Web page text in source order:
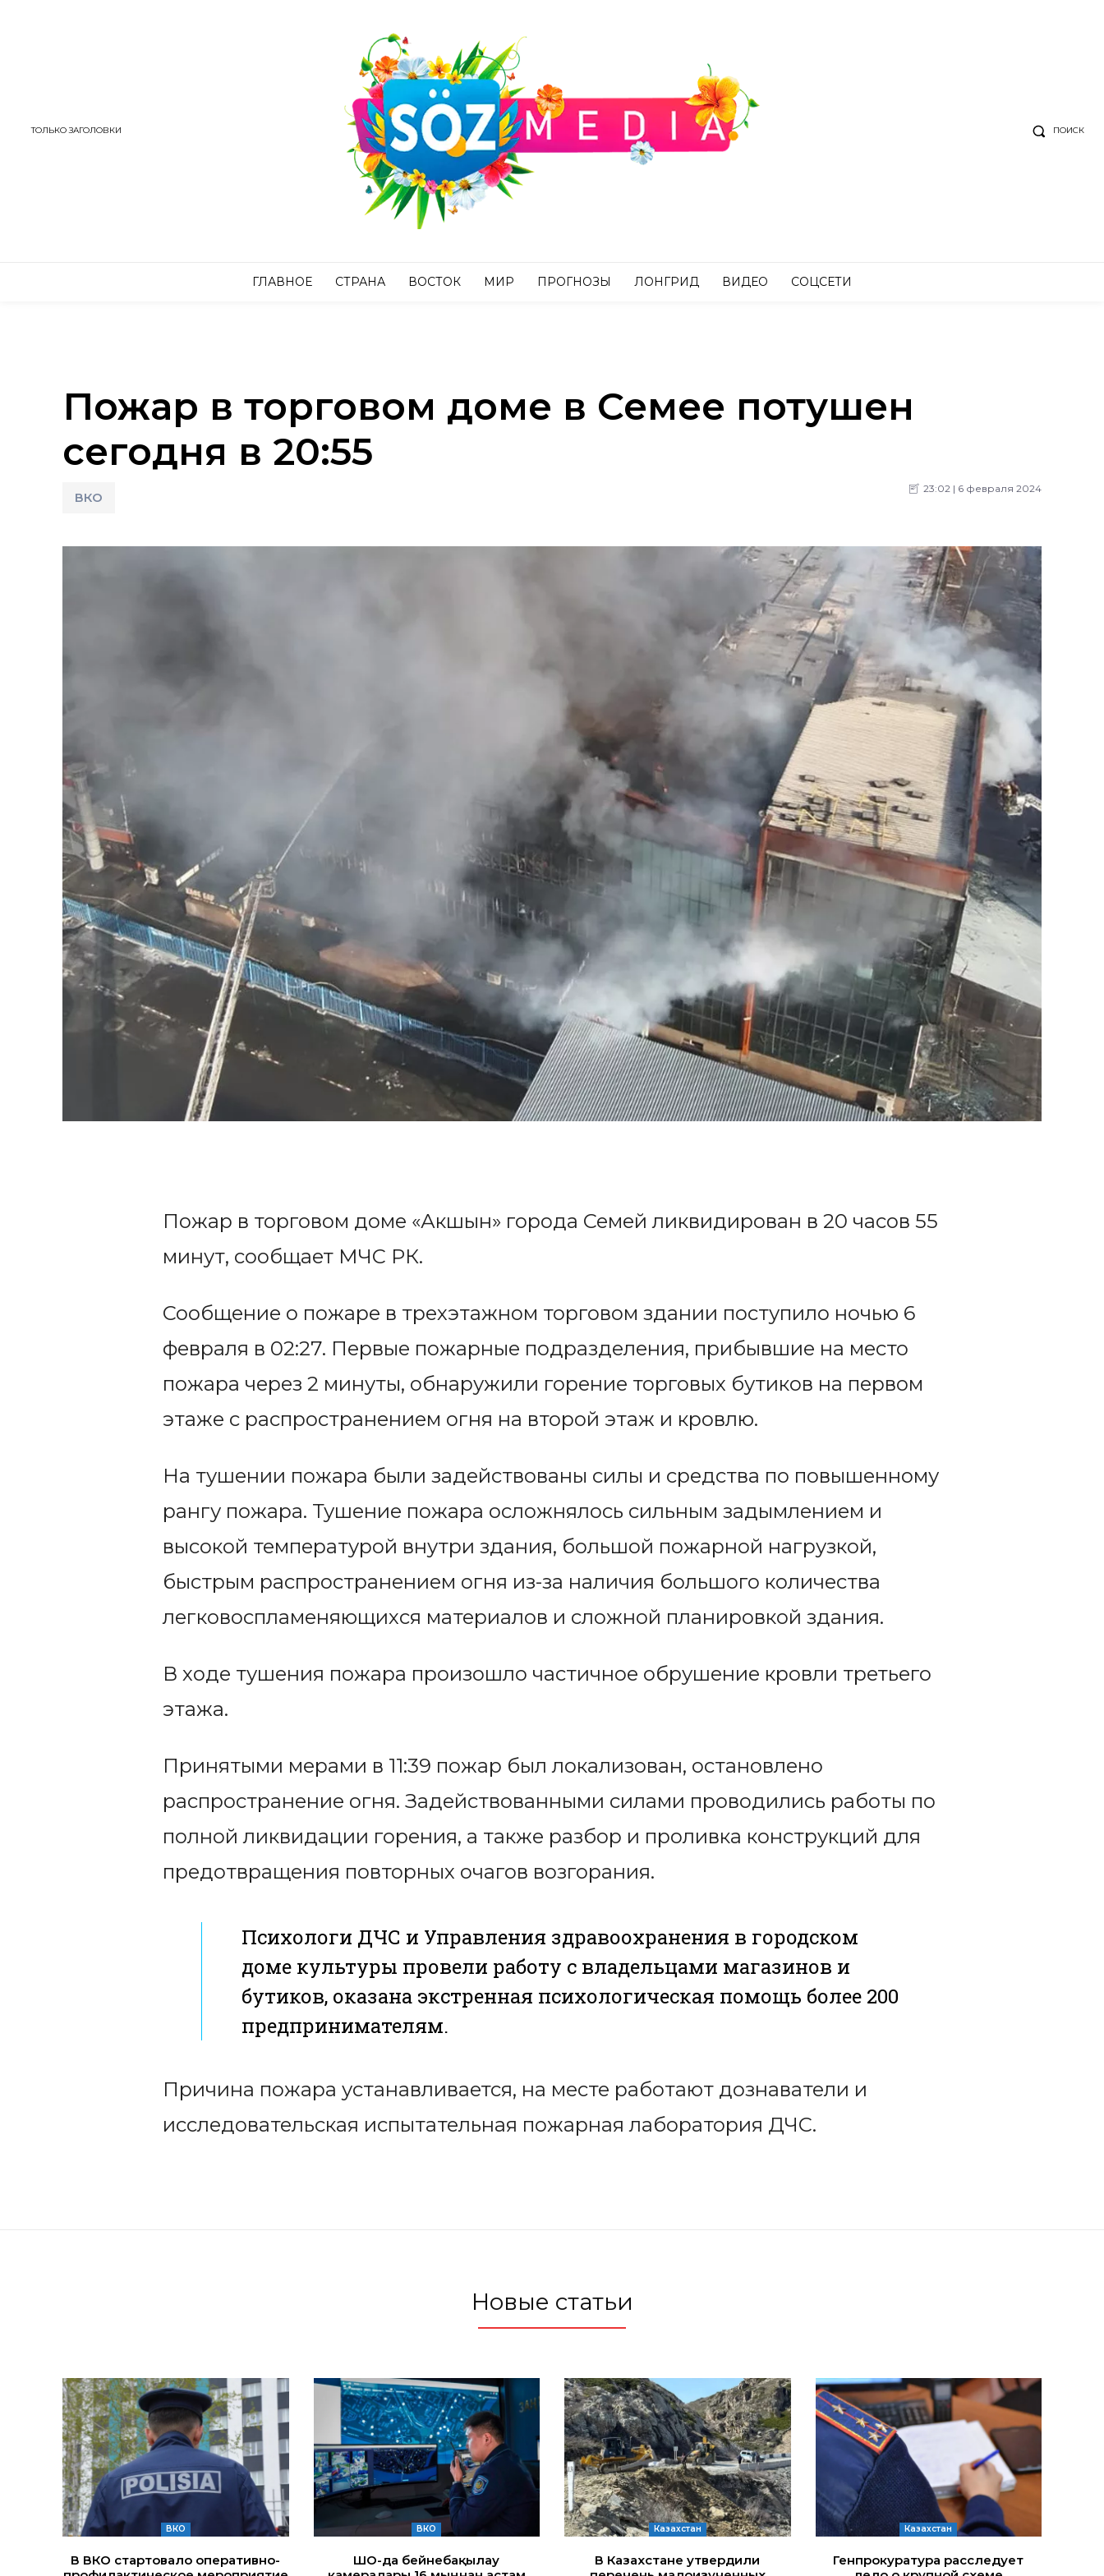
ТОЛЬКО ЗАГОЛОВКИ ПОИСК
ГЛАВНОЕ СТРАНА ВОСТОК МИР ПРОГНОЗЫ ЛОНГРИД ВИДЕО СОЦСЕТИ
Пожар в торговом доме в Семее потушен
сегодня в 20:55
ВКО
23:02 | 6 февраля 2024
Пожар в торговом доме «Акшын» города Семей ликвидирован в 20 часов 55
минут, сообщает МЧС РК.
Сообщение о пожаре в трехэтажном торговом здании поступило ночью 6
февраля в 02:27. Первые пожарные подразделения, прибывшие на место
пожара через 2 минуты, обнаружили горение торговых бутиков на первом
этаже с распространением огня на второй этаж и кровлю.
На тушении пожара были задействованы силы и средства по повышенному
рангу пожара. Тушение пожара осложнялось сильным задымлением и
высокой температурой внутри здания, большой пожарной нагрузкой,
быстрым распространением огня из-за наличия большого количества
легковоспламеняющихся материалов и сложной планировкой здания.
В ходе тушения пожара произошло частичное обрушение кровли третьего
этажа.
Принятыми мерами в 11:39 пожар был локализован, остановлено
распространение огня. Задействованными силами проводились работы по
полной ликвидации горения, а также разбор и проливка конструкций для
предотвращения повторных очагов возгорания.
Психологи ДЧС и Управления здравоохранения в городском
доме культуры провели работу с владельцами магазинов и
бутиков, оказана экстренная психологическая помощь более 200
предпринимателям.
Причина пожара устанавливается, на месте работают дознаватели и
исследовательская испытательная пожарная лаборатория ДЧС.
Новые статьи
ВКО
В ВКО стартовало оперативно-
ВКО
ШҚО-да бейнебақылау
Казахстан
В Казахстане утвердили
Казахстан
Генпрокуратура расследует